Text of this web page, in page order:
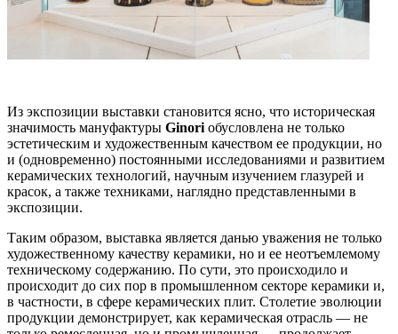
Из экспозиции выставки становится ясно, что историческая
значимость мануфактуры Ginori обусловлена не только
эстетическим и художественным качеством ее продукции, но
и (одновременно) постоянными исследованиями и развитием
керамических технологий, научным изучением глазурей и
красок, а также техниками, наглядно представленными в
экспозиции.
Таким образом, выставка является данью уважения не только
художественному качеству керамики, но и ее неотъемлемому
техническому содержанию. По сути, это происходило и
происходит до сих пор в промышленном секторе керамики и,
в частности, в сфере керамических плит. Столетие эволюции
продукции демонстрирует, как керамическая отрасль — не